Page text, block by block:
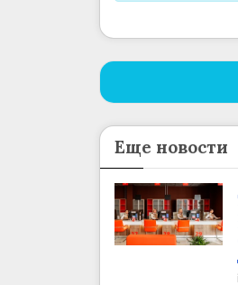
Еще новости